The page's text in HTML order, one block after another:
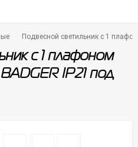
Подвесной светильник с 1
с 1 плафоном
IP21 под